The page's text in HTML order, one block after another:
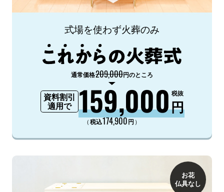
式場を使わず火葬のみ
通常価格209,000円のところ
資料割引
適用で
159,000円
税抜
（税込174,900円 ）
お花
仏具なし